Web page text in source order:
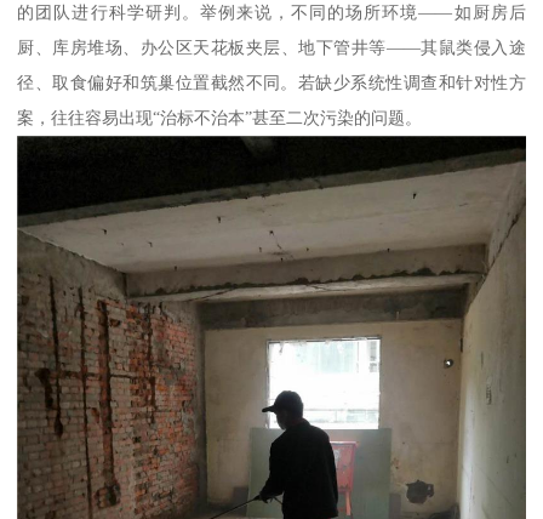
的团队进行科学研判。举例来说，不同的场所环境——如厨房后
厨、库房堆场、办公区天花板夹层、地下管井等——其鼠类侵入途
径、取食偏好和筑巢位置截然不同。若缺少系统性调查和针对性方
案，往往容易出现“治标不治本”甚至二次污染的问题。